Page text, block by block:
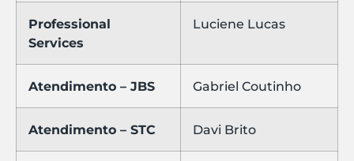
Professional
Services
Luciene Lucas
Atendimento – JBS Gabriel Coutinho
Atendimento – STC Davi Brito